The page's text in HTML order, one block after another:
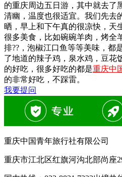
的重庆周边五日游，其中就去了
清幽，温度也很适宜。我们先去
晒，早上和下午真的很凉快，天
很多美食，比如碗碗羊肉，烤全
排??，泡椒江口鱼等等美味，都
了地道的辣子鸡，泉水鸡，豆花
的好吃，很多好吃的都是重庆中
的非常好吃，不踩雷。
我要提问
重庆中国青年旅行社有限公司
重庆市江北区红旗河沟北部尚座